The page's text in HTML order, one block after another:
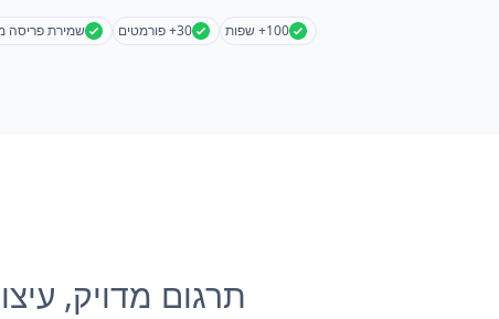
100+ שפות 30+ פורמטים שמירת פריסה
תרגום מדויק,